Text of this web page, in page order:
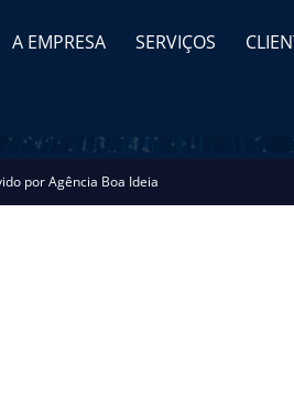
A EMPRESA SERVIÇOS
porAgência Boa Ideia